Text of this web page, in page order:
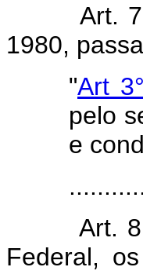
Art.
1980,
"Art 3°
pelo
e
Art. 8
Federal,